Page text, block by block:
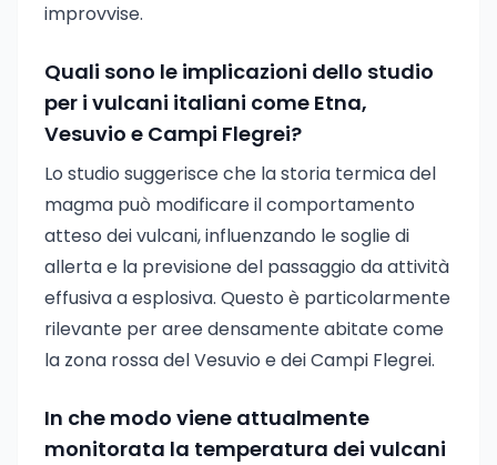
improvvise.
Quali sono le implicazioni dello studio
per i vulcani italiani come Etna,
Vesuvio e Campi Flegrei?
Lo studio suggerisce che la storia termica del
magma può modificare il comportamento
atteso dei vulcani, influenzando le soglie di
allerta e la previsione del passaggio da attività
effusiva a esplosiva. Questo è particolarmente
rilevante per aree densamente abitate come
la zona rossa del Vesuvio e dei Campi Flegrei.
In che modo viene attualmente
monitorata la temperatura dei vulcani